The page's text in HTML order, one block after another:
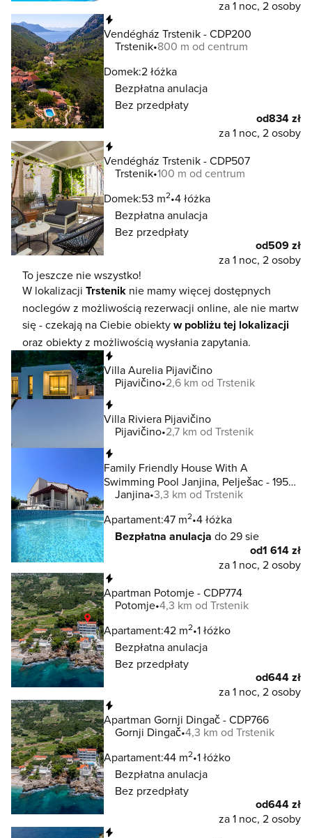
za 1 noc, 2 osoby
Vendégház Trstenik - CDP200
Trstenik 800 m od centrum
Domek:2 łóżka
Bezpłatna anulacja
Bez przedpłaty
od834 zł
za 1 noc, 2 osoby
Vendégház Trstenik - CDP507
Trstenik 100 m od centrum
Domek:53 m2 4 łóżka
Bezpłatna anulacja
Bez przedpłaty
od509 zł
za 1 noc, 2 osoby
To jeszcze nie wszystko!
W lokalizacji Trstenik nie mamy więcej dostępnych
noclegów z możliwością rezerwacji online, ale nie martw
się - czekają na Ciebie obiektyw pobliżu tej lokalizacji
oraz obiekty z możliwością wysłania zapytania.
Villa Aurelia Pijavičino
Pijavičino 2,6 km od Trstenik
Villa Riviera Pijavičino
Pijavičino 2,7 km od Trstenik
Family Friendly House With A
Swimming Pool Janjina, Pelješac - 19594
Janjina
Janjina 3,3 km od Trstenik
Apartament:47 m2 4 łóżka
Bezpłatna anulacja do 29 sie
od1 614 zł
za 1 noc, 2 osoby
Apartman Potomje - CDP774
Potomje 4,3 km od Trstenik
Apartament:42 m2 1 łóżko
Bezpłatna anulacja
Bez przedpłaty
od644 zł
za 1 noc, 2 osoby
Apartman Gornji Dingač - CDP766
Gornji Dingač 4,3 km od Trstenik
Apartament:44 m2 1 łóżko
Bezpłatna anulacja
Bez przedpłaty
od644 zł
za 1 noc, 2 osoby